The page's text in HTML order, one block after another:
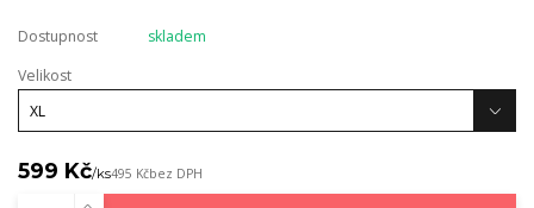
Dostupnost
skladem
Velikost
599 Kč/ks495 Kčbez DPH